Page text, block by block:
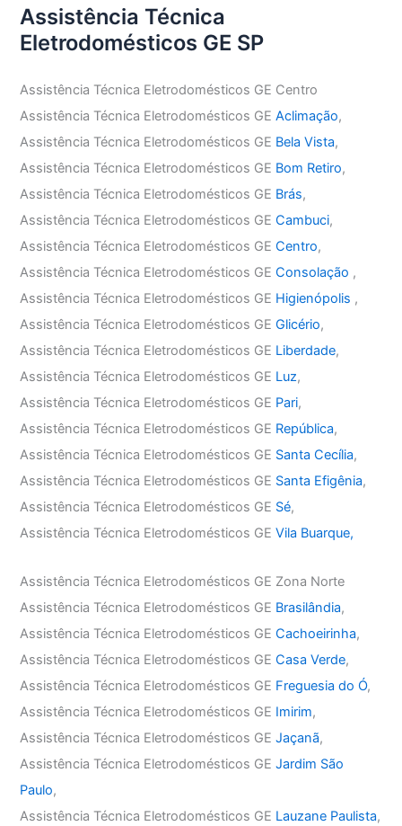
Assistência Técnica
Eletrodomésticos GE SP
Assistência Técnica Eletrodomésticos GE Centro
Assistência Técnica Eletrodomésticos GEAclimação,
Assistência Técnica Eletrodomésticos GE Bela Vista,
Assistência Técnica Eletrodomésticos GE Bom Retiro,
Assistência Técnica Eletrodomésticos GE Brás,
Assistência Técnica Eletrodomésticos GECambuci,
Assistência Técnica Eletrodomésticos GECentro,
Assistência Técnica Eletrodomésticos GEConsolação ,
Assistência Técnica Eletrodomésticos GE Higienópolis ,
Assistência Técnica Eletrodomésticos GEGlicério,
Assistência Técnica Eletrodomésticos GE Liberdade,
Assistência Técnica Eletrodomésticos GE Luz,
Assistência Técnica Eletrodomésticos GE Pari,
Assistência Técnica Eletrodomésticos GE República,
Assistência Técnica Eletrodomésticos GE Santa Cecília,
Assistência Técnica Eletrodomésticos GE Santa Efigênia,
Assistência Técnica Eletrodomésticos GE Sé,
Assistência Técnica Eletrodomésticos GEVila Buarque,
Assistência Técnica Eletrodomésticos GE Zona Norte
Assistência Técnica Eletrodomésticos GE Brasilândia,
Assistência Técnica Eletrodomésticos GECachoeirinha,
Assistência Técnica Eletrodomésticos GECasa Verde,
Assistência Técnica Eletrodomésticos GE Freguesia do Ó,
Assistência Técnica Eletrodomésticos GE Imirim,
Assistência Técnica Eletrodomésticos GEJaçanã,
Assistência Técnica Eletrodomésticos GEJardim São
Paulo,
Assistência Técnica Eletrodomésticos GE Lauzane Paulista,